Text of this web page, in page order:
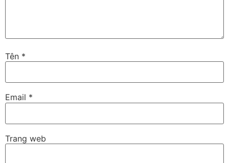
Tên *
Email *
Trang web